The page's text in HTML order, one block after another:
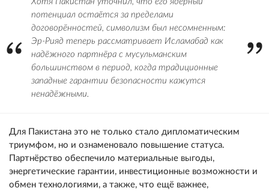
потенциал остаётся за пределами
договорённостей, символизм был несомненным:
Эр-Рияд теперь рассматривает Исламабад как
надёжного партнёра с мусульманским
большинством в период, когда традиционные
западные гарантии безопасности кажутся
ненадёжными.
Для Пакистана это не только стало дипломатическим
триумфом, но и ознаменовало повышение статуса.
Партнёрство обеспечило материальные выгоды,
энергетические гарантии, инвестиционные возможности и
обмен технологиями, а также, что ещё важнее,